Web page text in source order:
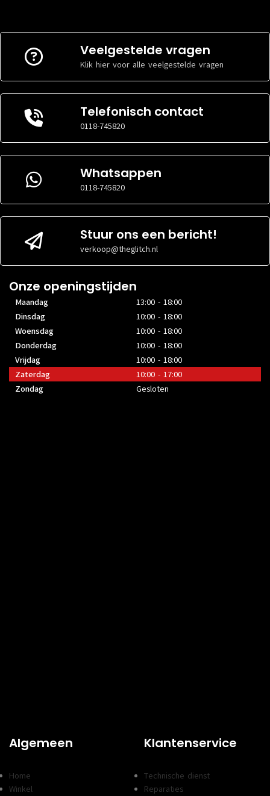
GEHEUGENCAPACITEIT
Resolutie
RESOLUTIE
1920 x 1080
Touchscreen
TOUCHSCREEN
Software
BESTURINGSSOFTWARE
Windows
Ram
GEHEUGENCAPACITEIT
RESOLUTIE
1920 x 1080
TOUCHSCREEN
Software
BESTURINGSSOFTWARE
Windows
Veelgestelde vragen
Klik hier voor alle veelgestelde vragen
Telefonisch contact
0118-745820
Whatsappen
0118-745820
Stuur ons een bericht!
verkoop@theglitch.nl
Onze openingstijden
Maandag
13:00 - 18:00
Dinsdag
10:00 - 18:00
Woensdag
10:00 - 18:00
Donderdag
10:00 - 18:00
Vrijdag
10:00 - 18:00
Zaterdag
10:00 - 17:00
Zondag
Gesloten
Algemeen
Home
Winkel
Klantenservice
Technische dienst
Reparaties